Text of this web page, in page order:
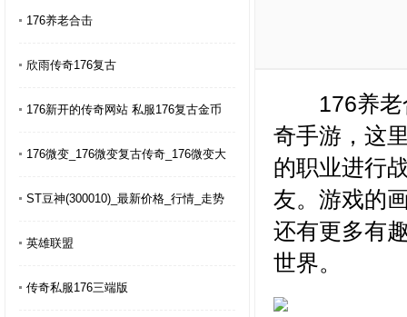
176养老合击
欣雨传奇176复古
176新开的传奇网站 私服176复古金币
176微变_176微变复古传奇_176微变大
ST豆神(300010)_最新价格_行情_走势
英雄联盟
传奇私服176三端版
176养老合
奇手游，这
的职业进行
友。游戏的
还有更多有
世界。